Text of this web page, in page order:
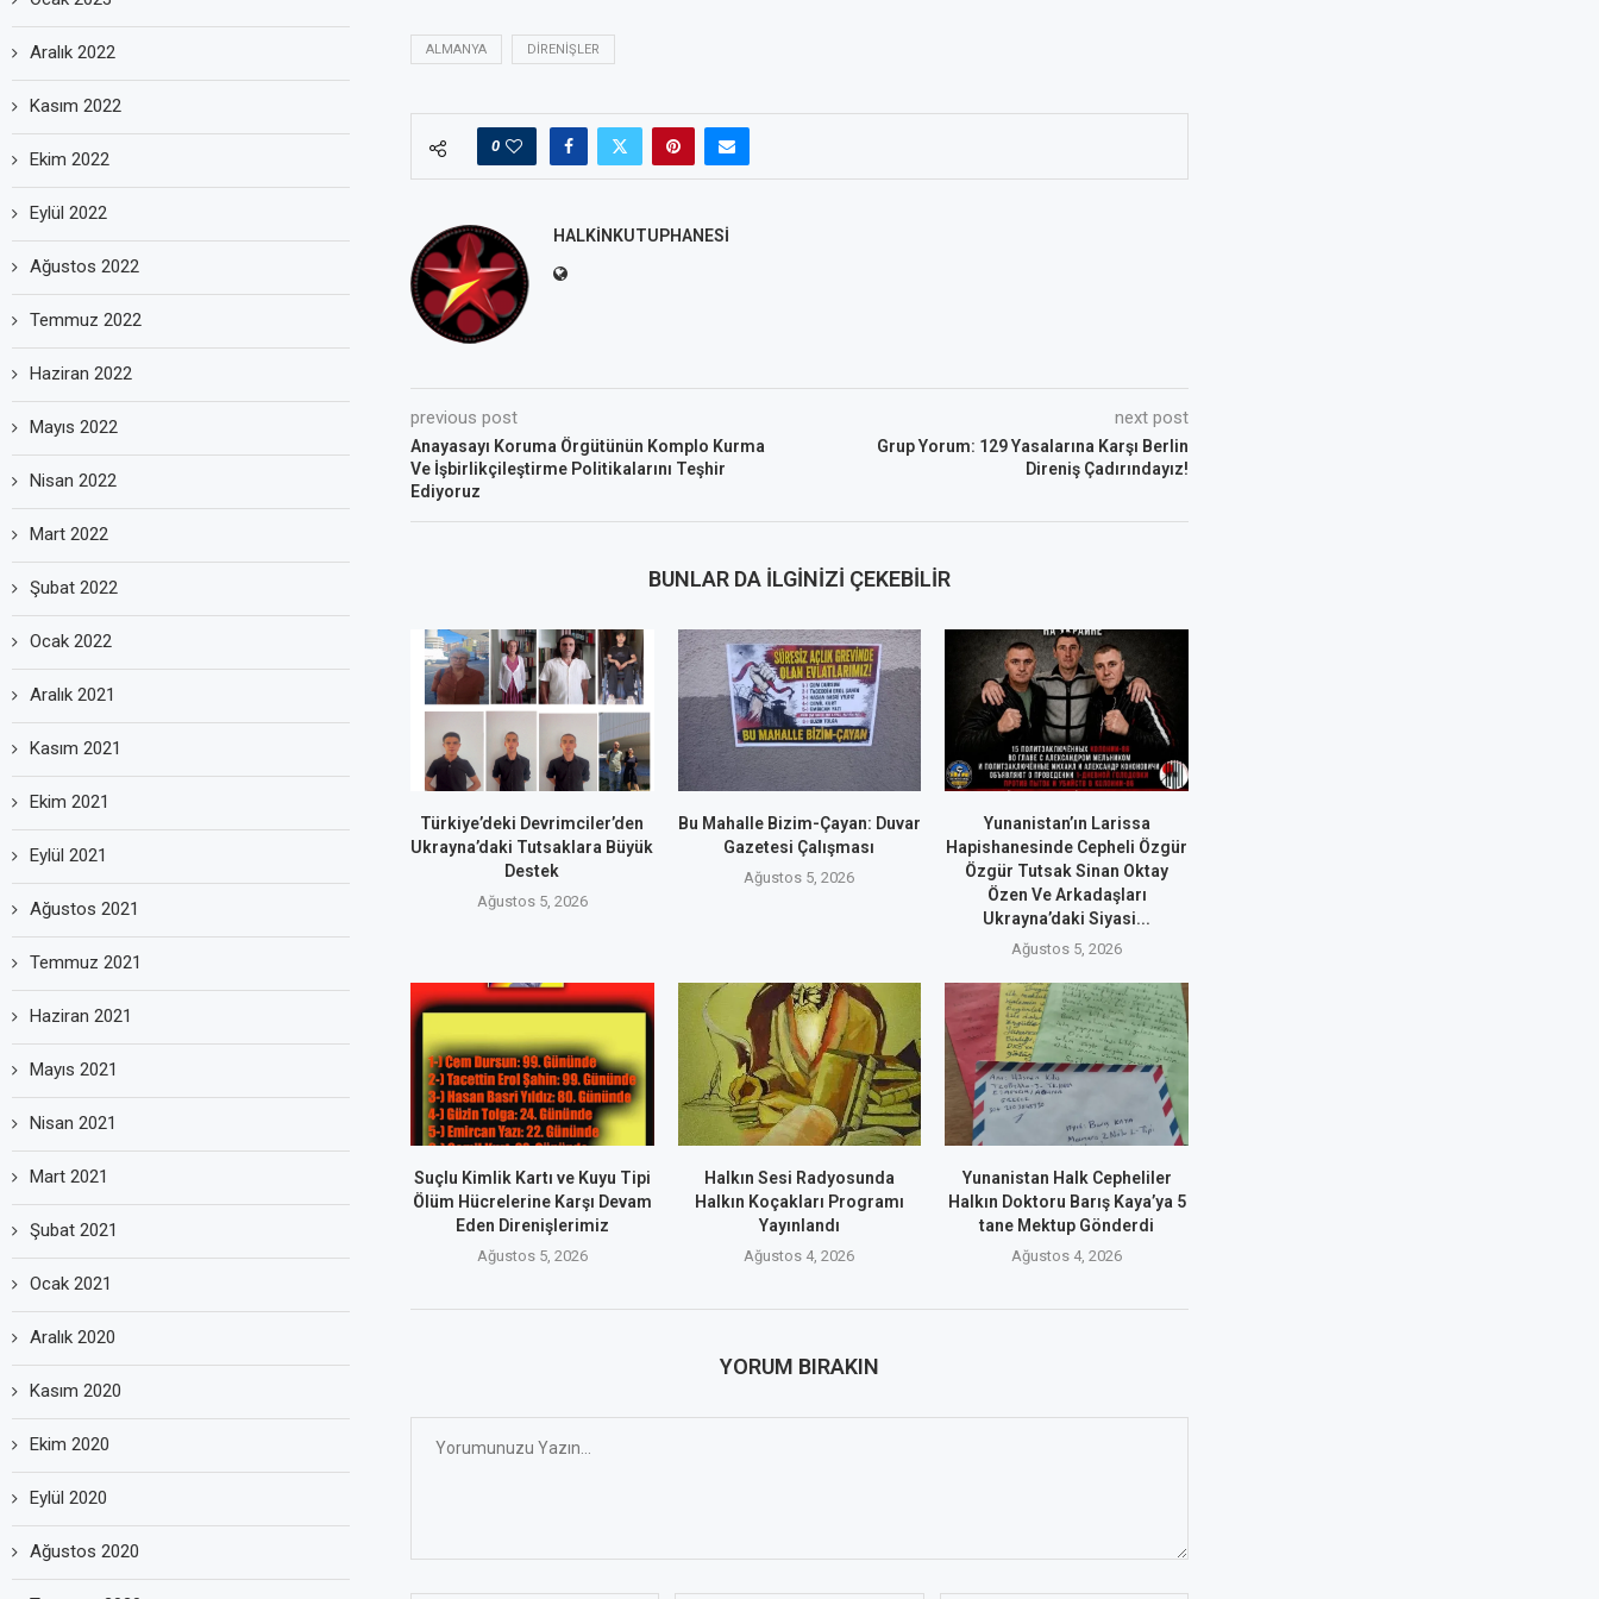
ALMANYA DIRENIŞLER
0
HALKINKUTUPHANESI
previous post
Anayasayı Koruma Örgütünün Komplo Kurma
Ve İşbirlikçileştirme Politikalarını Teşhir
Ediyoruz
next post
Grup Yorum: 129 Yasalarına Karşı Berlin
Direniş Çadırındayız!
BUNLAR DA İLGINIZI ÇEKEBILIR
Türkiye’deki Devrimciler’den
Ukrayna’daki Tutsaklara Büyük
Destek
Ağustos 5, 2026
Bu Mahalle Bizim-Çayan: Duvar
Gazetesi Çalışması
Ağustos 5, 2026
Yunanistan’ın Larissa
Hapishanesinde Cepheli Özgür
Özgür Tutsak Sinan Oktay
Özen Ve Arkadaşları
Ukrayna’daki Siyasi...
Ağustos 5, 2026
Suçlu Kimlik Kartı ve Kuyu Tipi
Ölüm Hücrelerine Karşı Devam
Eden Direnişlerimiz
Ağustos 5, 2026
Halkın Sesi Radyosunda
Halkın Koçakları Programı
Yayınlandı
Ağustos 4, 2026
Yunanistan Halk Cepheliler
Halkın Doktoru Barış Kaya’ya 5
tane Mektup Gönderdi
Ağustos 4, 2026
YORUM BIRAKIN
Aralık 2022
Kasım 2022
Ekim 2022
Eylül 2022
Ağustos 2022
Temmuz 2022
Haziran 2022
Mayıs 2022
Nisan 2022
Mart 2022
Şubat 2022
Ocak 2022
Aralık 2021
Kasım 2021
Ekim 2021
Eylül 2021
Ağustos 2021
Temmuz 2021
Haziran 2021
Mayıs 2021
Nisan 2021
Mart 2021
Şubat 2021
Ocak 2021
Aralık 2020
Kasım 2020
Ekim 2020
Eylül 2020
Ağustos 2020